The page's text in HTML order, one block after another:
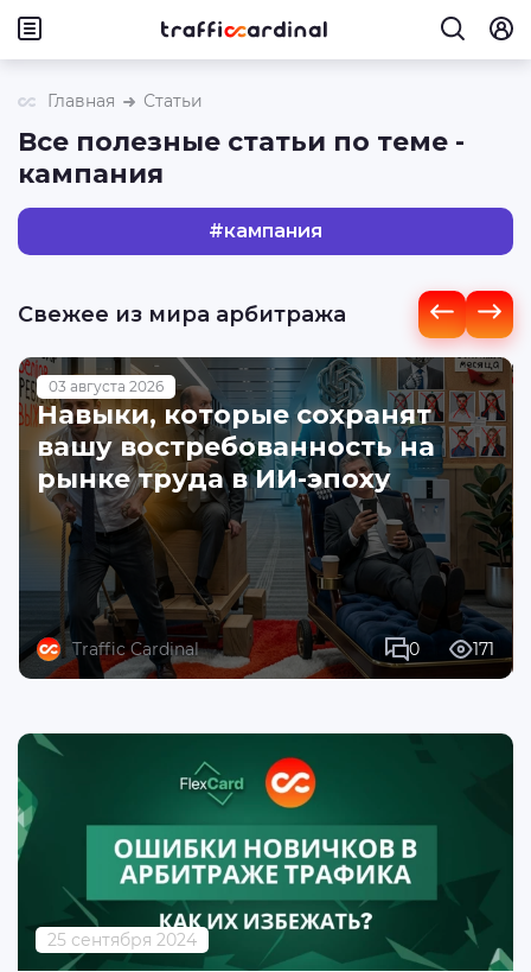
Главная Статьи
Все полезные статьи по теме -
кампания
#кампания
Свежее из мира арбитража
03 августа 2026
Навыки, которые сохранят
вашу востребованность на
рынке труда в ИИ-эпоху
Traffic Cardinal 0 171
25 сентября 2024